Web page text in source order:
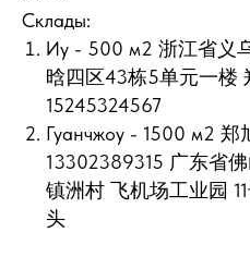
Склады:
Иу - 500 м2 浙江省义
晗四区43栋5单元一楼
15245324567
Гуанчжоу - 1500 м2 郑
13302389315 广东省
镇洲村 飞机场工业园
头